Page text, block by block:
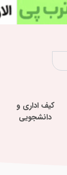
کیف اداری و
دانشجویی